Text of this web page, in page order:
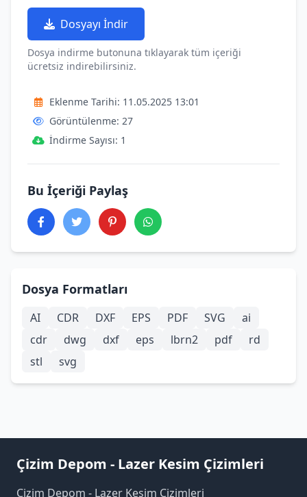
Dosya Formatları
AI CDR DXF EPS PDF SVG
ai
cdr
dwg dxf eps lbrn2 pdf
rd
stl
svg
Dosyayı İndir
Dosya indirme butonuna tıklayarak tüm içeriği
ücretsiz indirebilirsiniz.
Eklenme Tarihi: 11.05.2025 13:01
Görüntülenme: 27
İndirme Sayısı: 1
Bu İçeriği Paylaş
Çizim Depom - Lazer Kesim Çizimleri
Çizim Depom - Lazer Kesim Çizimleri